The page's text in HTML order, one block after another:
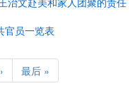
官员一览表
Last
page
最后 »